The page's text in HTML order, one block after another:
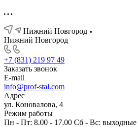
Нижний Новгород
Нижний Новгород
+7 (831) 219 97 49
Заказать звонок
E-mail
info@prof-stal.com
Адрес
ул. Коновалова, 4
Режим работы
Пн - Пт: 8.00 - 17.00 Сб - Вс: выходные